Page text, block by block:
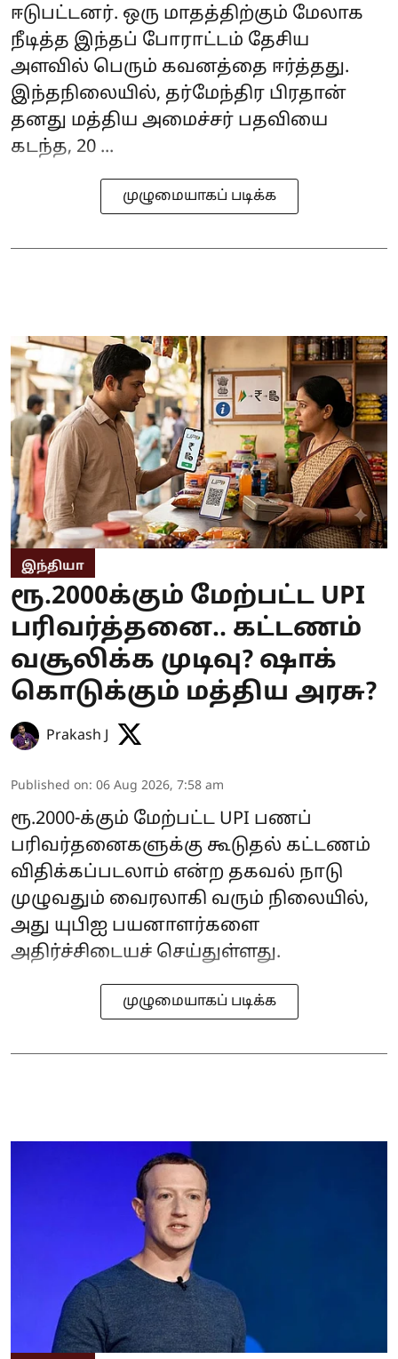
ஈடுபட்டனர். ஒரு மாதத்திற்கும் மேலாக
நீடித்த இந்தப் போராட்டம் தேசிய
அளவில் பெரும் கவனத்தை ஈர்த்தது.
இந்தநிலையில், தர்மேந்திர பிரதான்
தனது மத்திய அமைச்சர் பதவியை
கடந்த, 20 ...
முழுமையாகப் படிக்க
இந்தியா
ரூ.2000க்கும் மேற்பட்ட UPI
பரிவர்த்தனை.. கட்டணம்
வசூலிக்க முடிவு? ஷாக்
கொடுக்கும் மத்திய அரசு?
Prakash J
Published on: 06 Aug 2026, 7:58 am
ரூ.2000-க்கும் மேற்பட்ட UPI பணப்
பரிவர்தனைகளுக்கு கூடுதல் கட்டணம்
விதிக்கப்படலாம் என்ற தகவல் நாடு
முழுவதும் வைரலாகி வரும் நிலையில்,
அது யுபிஐ பயனாளர்களை
அதிர்ச்சிடையச் செய்துள்ளது.
முழுமையாகப் படிக்க